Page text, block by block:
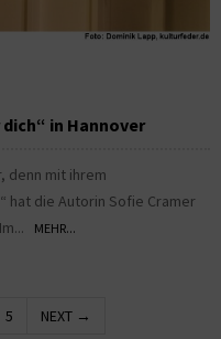
in Hannover
denn mit ihrem
hat die Autorin Sofie Cramer
MEHR...
5 NEXT →